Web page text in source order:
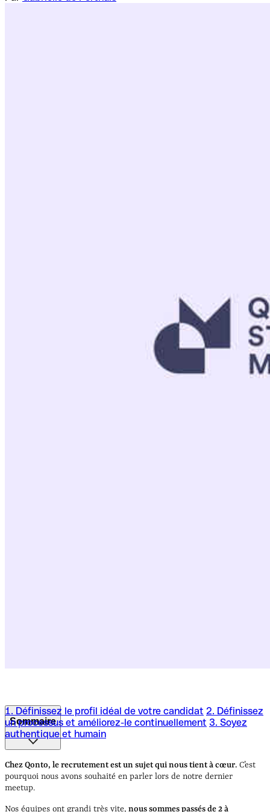
1. Définissez le profil idéal de votre candidat 2. Définissez
un processus et améliorez-le continuellement 3. Soyez
authentique et humain
Sommaire
1. Définissez le profil idéal de votre candidat
un processus et améliorez-le continuellement 3. Soyez
authentique et humain
Chez Qonto, le recrutement est un sujet qui nous tient à cœur. C’est
pourquoi nous avons souhaité en parler lors de notre dernier
meetup.
Nos équipes ont grandi très vite, nous sommes passés de 2 à